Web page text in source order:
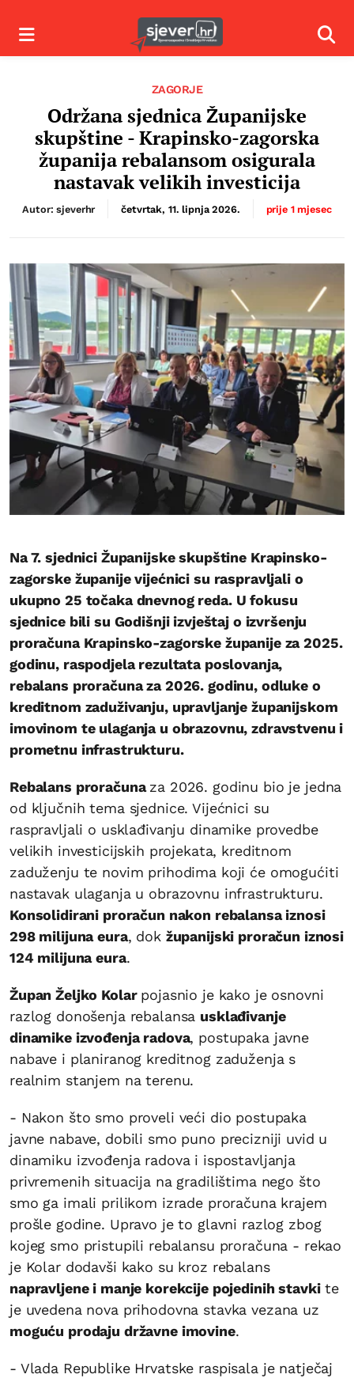
Izbornik
ZAGORJE
Održana sjednica Županijske
skupštine - Krapinsko-zagorska
županija rebalansom osigurala
nastavak velikih investicija
Autor: sjeverhr četvrtak, 11. lipnja 2026. prije 1 mjesec
Na 7. sjednici Županijske skupštine Krapinsko-
zagorske županije vijećnici su raspravljali o
ukupno 25 točaka dnevnog reda. U fokusu
sjednice bili su Godišnji izvještaj o izvršenju
proračuna Krapinsko-zagorske županije za 2025.
godinu, raspodjela rezultata poslovanja,
rebalans proračuna za 2026. godinu, odluke o
kreditnom zaduživanju, upravljanje županijskom
imovinom te ulaganja u obrazovnu, zdravstvenu i
prometnu infrastrukturu.
Rebalans proračunaza 2026. godinu bio je jedna
od ključnih tema sjednice. Vijećnici su
raspravljali o usklađivanju dinamike provedbe
velikih investicijskih projekata, kreditnom
zaduženju te novim prihodima koji će omogućiti
nastavak ulaganja u obrazovnu infrastrukturu.
Konsolidirani proračun nakon rebalansa iznosi
298 milijuna eura, dok županijski proračun iznosi
124 milijuna eura.
Župan Željko Kolar pojasnio je kako je osnovni
razlog donošenja rebalansa usklađivanje
dinamike izvođenja radova, postupaka javne
nabave i planiranog kreditnog zaduženja s
realnim stanjem na terenu.
- Nakon što smo proveli veći dio postupaka
javne nabave, dobili smo puno precizniji uvid u
dinamiku izvođenja radova i ispostavljanja
privremenih situacija na gradilištima nego što
smo ga imali prilikom izrade proračuna krajem
prošle godine. Upravo je to glavni razlog zbog
kojeg smo pristupili rebalansu proračuna - rekao
je Kolar dodavši kako su kroz rebalans
napravljene i manje korekcije pojedinih stavkite
je uvedena nova prihodovna stavka vezana uz
moguću prodaju državne imovine.
- Vlada Republike Hrvatske raspisala je natječaj